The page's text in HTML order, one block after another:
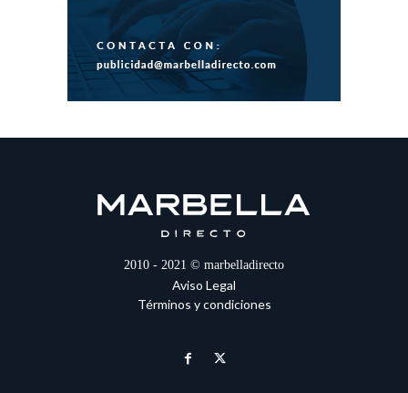
2010 - 2021 © marbelladirecto
Aviso Legal
Términos y condiciones